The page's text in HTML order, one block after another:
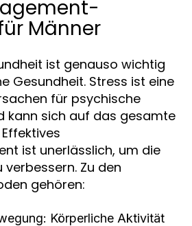
Männer
ist genauso wichtig
Gesundheit. Stress ist eine
für psychische
kann sich auf das gesamte
ist unerlässlich, um die
Zu den
gehören:
Körperliche Aktivität